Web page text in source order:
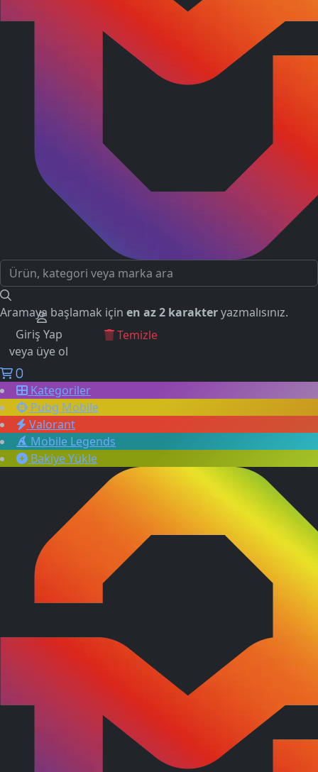
Aramaya başlamak için en az 2 karakteryazmalısınız.
GEÇMİŞ ARAMALAR
Temizle
Giriş Yap
veya üye ol
0
Kategoriler
Pubg Mobile
Valorant
Mobile Legends
Bakiye Yükle